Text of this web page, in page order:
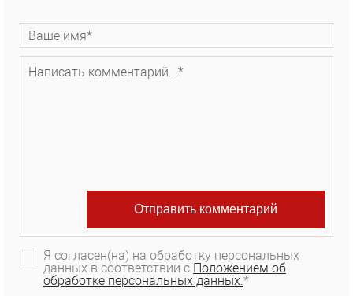
Я согласен(на) на обработку персональных
данных в соответствии с Положением об
обработке персональных данных.*